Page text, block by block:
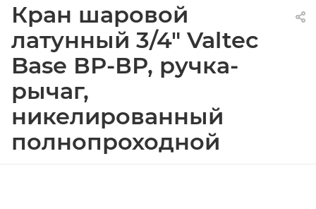
Кран шаровой
латунный 3/4" Valtec
Base ВР-ВР, ручка-
рычаг,
никелированный
полнопроходной